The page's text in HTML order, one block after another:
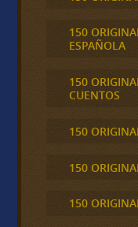
150
ESPAÑOLA
150
CUENTOS
150
150
150